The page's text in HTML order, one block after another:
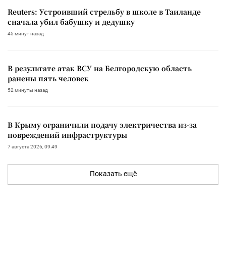
Reuters: Устроивший стрельбу в школе в Таиланде
сначала убил бабушку и дедушку
45 минут назад
В результате атак ВСУ на Белгородскую область
ранены пять человек
52 минуты назад
В Крыму ограничили подачу электричества из-за
повреждений инфраструктуры
7 августа 2026, 09:49
Показать ещё